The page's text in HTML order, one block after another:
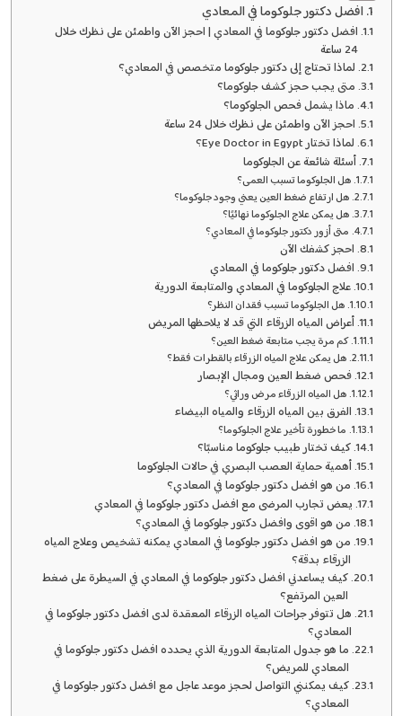
افضل دكتور جلوكوما في المعادي
افضل دكتور جلوكوما في المعادي | احجز الآن واطمئن على نظرك خلال
24 ساعة
لماذا تحتاج إلى دكتور جلوكوما متخصص في المعادي؟
متى يجب حجز كشف جلوكوما؟
ماذا يشمل فحص الجلوكوما؟
احجز الآن واطمئن على نظرك خلال 24 ساعة
لماذا تختار Eye Doctor in Egypt؟
أسئلة شائعة عن الجلوكوما
هل الجلوكوما تسبب العمى؟
هل ارتفاع ضغط العين يعني وجود جلوكوما؟
هل يمكن علاج الجلوكوما نهائيًا؟
متى أزور دكتور جلوكوما في المعادي؟
احجز كشفك الآن
افضل دكتور جلوكوما في المعادي
علاج الجلوكوما في المعادي والمتابعة الدورية
هل الجلوكوما تسبب فقدان النظر؟
أعراض المياه الزرقاء التي قد لا يلاحظها المريض
كم مرة يجب متابعة ضغط العين؟
هل يمكن علاج المياه الزرقاء بالقطرات فقط؟
فحص ضغط العين ومجال الإبصار
هل المياه الزرقاء مرض وراثي؟
الفرق بين المياه الزرقاء والمياه البيضاء
ما خطورة تأخير علاج الجلوكوما؟
كيف تختار طبيب جلوكوما مناسبًا؟
أهمية حماية العصب البصري في حالات الجلوكوما
من هو افضل دكتور جلوكوما في المعادي؟
يعض تجارب المرضى مع افضل دكتور جلوكوما في المعادي
من هو اقوى وافضل دكتور جلوكوما في المعادي؟
من هو افضل دكتور جلوكوما في المعادي يمكنه تشخيص وعلاج المياه
الزرقاء بدقة؟
كيف يساعدني افضل دكتور جلوكوما في المعادي في السيطرة على ضغط
العين المرتفع؟
هل تتوفر جراحات المياه الزرقاء المعقدة لدى افضل دكتور جلوكوما في
المعادي؟
ما هو جدول المتابعة الدورية الذي يحدده افضل دكتور جلوكوما في
المعادي للمريض؟
كيف يمكنني التواصل لحجز موعد عاجل مع افضل دكتور جلوكوما في
المعادي؟